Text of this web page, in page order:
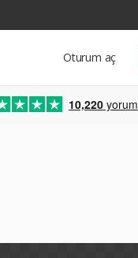
Oturum aç
10,220 yorum